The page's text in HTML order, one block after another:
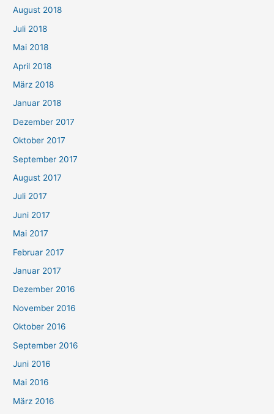
August 2018
Juli 2018
Mai 2018
April 2018
März 2018
Januar 2018
Dezember 2017
Oktober 2017
September 2017
August 2017
Juli 2017
Juni 2017
Mai 2017
Februar 2017
Januar 2017
Dezember 2016
November 2016
Oktober 2016
September 2016
Juni 2016
Mai 2016
März 2016